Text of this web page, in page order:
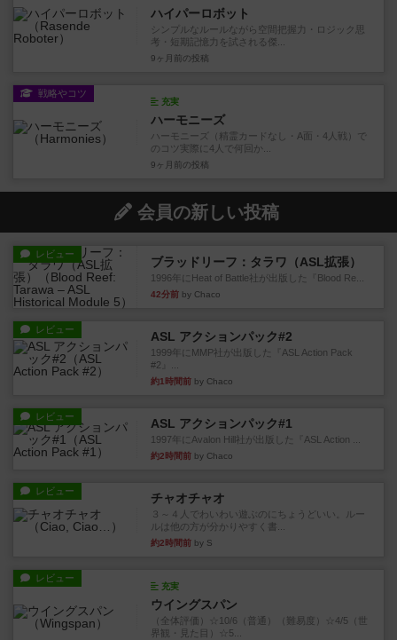
ハイパーロボット
シンプルなルールながら空間把握力・ロジック思
考・短期記憶力を試される傑...
9ヶ月前 の投稿
戦略やコツ
充実
ハーモニーズ
ハーモニーズ（精霊カードなし・A面・4人戦）で
のコツ実際に4人で何回か...
9ヶ月前 の投稿
会員の新しい投稿
レビュー
ブラッドリーフ：タラワ（ASL拡張）
1996年にHeat of Battle社が出版した『Blood Re...
42分前 by Chaco
レビュー ASL アクションパック#2
1999年にMMP社が出版した『ASL Action Pack
#2』...
約1時間前 by Chaco
レビュー ASL アクションパック#1
1997年にAvalon Hill社が出版した『ASL Action ...
約2時間前 by Chaco
レビュー チャオチャオ
３～４人でわいわい遊ぶのにちょうどいい。ルー
ルは他の方が分かりやすく書...
約2時間前 by S
レビュー
充実
ウイングスパン
（全体評価）☆10/6（普通）（難易度）☆4/5（世
界観・見た目）☆5...